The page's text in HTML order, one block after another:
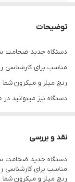
اقلام همراه
توضیحات
مناسب برای کارشناسی
رنج میلز و میکرون شما
دستگاه نیز میتوانید
آلومینیوم بصورت
نقد و بررسی
مناسب برای کارشناسی
رنج میلز و میکرون شما